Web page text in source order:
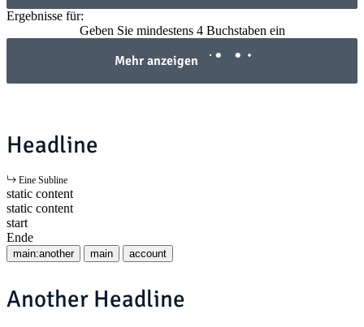
Ergebnisse für:
Geben Sie mindestens 4 Buchstaben ein
Mehr anzeigen
Headline
Eine Subline
static content
static content
start
Ende
main:another main account
Another Headline